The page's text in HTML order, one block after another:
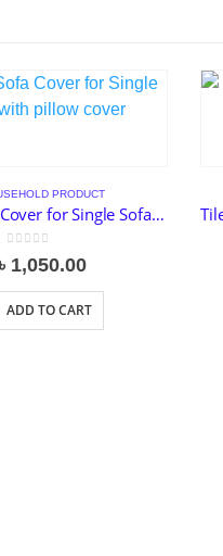
PRODUCT
Magic Sofa Cover for Single Sofa with pillow cover
1,050.00
ADD TO CART